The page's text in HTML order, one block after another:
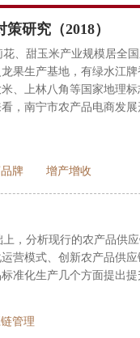
研究（2018）
、甜玉米产业规模居全
果生产基地，有绿水江
、上林八角等国家地理
，南宁市农产品电商发
牌 增产增收
，分析现行的农产品供
营模式、创新农产品供
准化生产几个方面提出
管理